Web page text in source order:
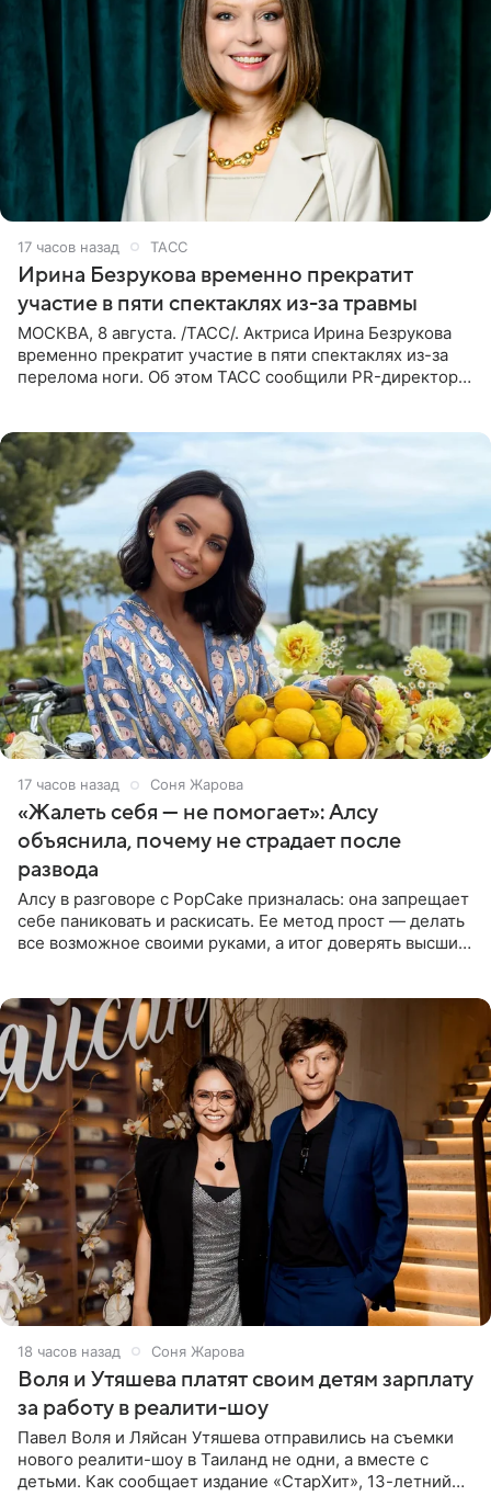
17 часов назад ТАСС
Ирина Безрукова временно прекратит
участие в пяти спектаклях из-за травмы
МОСКВА, 8 августа. /ТАСС/. Актриса Ирина Безрукова
временно прекратит участие в пяти спектаклях из-за
перелома ноги. Об этом ТАСС сообщили PR-директор
17 часов назад Соня Жарова
«Жалеть себя — не помогает»: Алсу
объяснила, почему не страдает после
развода
Алсу в разговоре с PopCake призналась: она запрещает
себе паниковать и раскисать. Ее метод прост — делать
все возможное своими руками, а итог доверять высшим
18 часов назад Соня Жарова
Воля и Утяшева платят своим детям зарплату
за работу в реалити-шоу
Павел Воля и Ляйсан Утяшева отправились на съемки
нового реалити-шоу в Таиланд не одни, а вместе с
детьми. Как сообщает издание «СтарХит», 13-летний